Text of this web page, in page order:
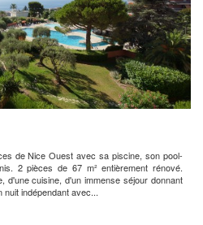
de Nice Ouest avec sa piscine, son pool-
2 pièces de 67 m² entièrement rénové.
d'une cuisine, d'un immense séjour donnant
indépendant avec...